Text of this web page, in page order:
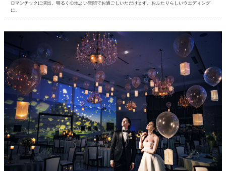
ロマンチックに演出。明るく心地よい空間でお過ごしいただけます。おふたりらしいウエディング
に。